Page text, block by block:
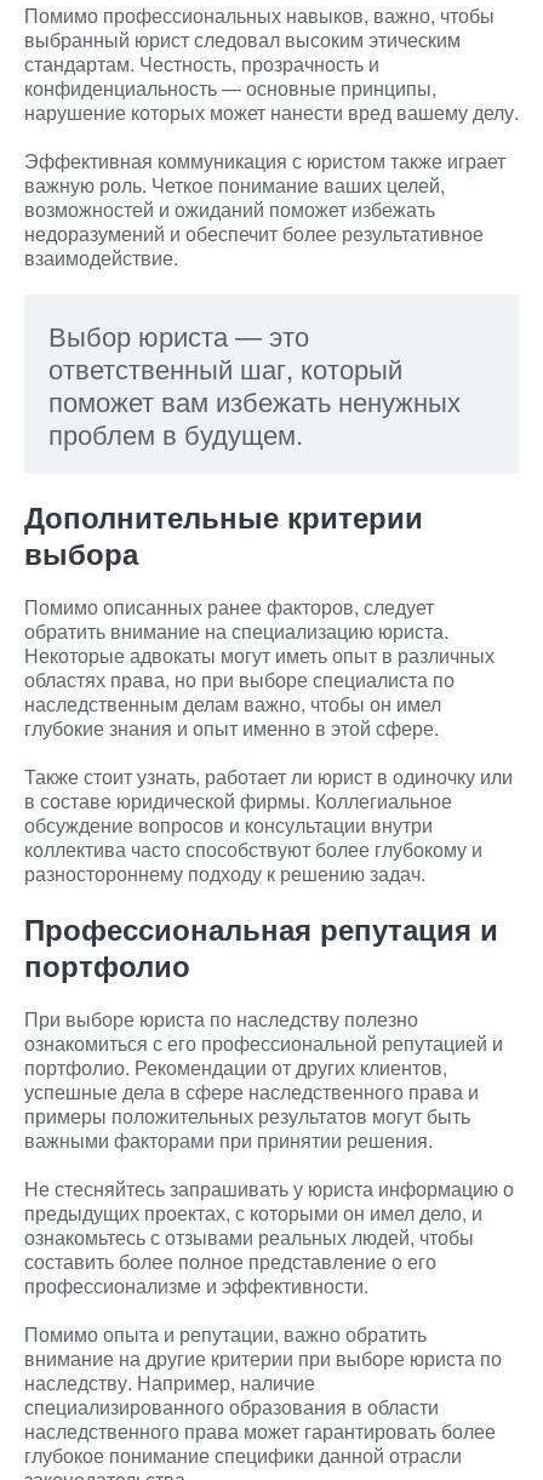
Помимо профессиональных навыков, важно, чтобы
выбранный юрист следовал высоким этическим
стандартам. Честность, прозрачность и
конфиденциальность — основные принципы,
нарушение которых может нанести вред вашему делу.
Эффективная коммуникация с юристом также играет
важную роль. Четкое понимание ваших целей,
возможностей и ожиданий поможет избежать
недоразумений и обеспечит более результативное
взаимодействие.
Выбор юриста — это
ответственный шаг, который
поможет вам избежать ненужных
проблем в будущем.
Дополнительные критерии
выбора
Помимо описанных ранее факторов, следует
обратить внимание на специализацию юриста.
Некоторые адвокаты могут иметь опыт в различных
областях права, но при выборе специалиста по
наследственным делам важно, чтобы он имел
глубокие знания и опыт именно в этой сфере.
Также стоит узнать, работает ли юрист в одиночку или
в составе юридической фирмы. Коллегиальное
обсуждение вопросов и консультации внутри
коллектива часто способствуют более глубокому и
разностороннему подходу к решению задач.
Профессиональная репутация и
портфолио
При выборе юриста по наследству полезно
ознакомиться с его профессиональной репутацией и
портфолио. Рекомендации от других клиентов,
успешные дела в сфере наследственного права и
примеры положительных результатов могут быть
важными факторами при принятии решения.
Не стесняйтесь запрашивать у юриста информацию о
предыдущих проектах, с которыми он имел дело, и
ознакомьтесь с отзывами реальных людей, чтобы
составить более полное представление о его
профессионализме и эффективности.
Помимо опыта и репутации, важно обратить
внимание на другие критерии при выборе юриста по
наследству. Например, наличие
специализированного образования в области
наследственного права может гарантировать более
глубокое понимание специфики данной отрасли